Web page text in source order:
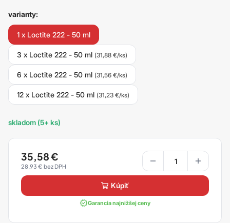
varianty:
1 x Loctite 222 - 50 ml
3 x Loctite 222 - 50 ml (31,88 €/ks)
6 x Loctite 222 - 50 ml (31,56 €/ks)
12 x Loctite 222 - 50 ml (31,23 €/ks)
skladom (5+ ks)
35,58€
28,93 €
kúpiť
Garancia najnižšej ceny